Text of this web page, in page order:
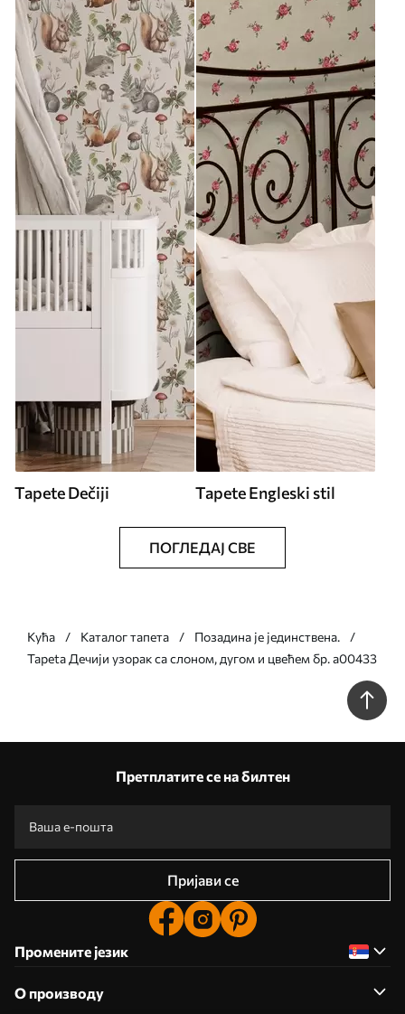
Tapete Dečiji Tapete Engleski stil
ПОГЛЕДАЈ СВЕ
Кућа Каталог тапета
Позадина је јединствена.
Tapeta Дечији узорак са слоном, дугом и цвећем бр. a00433
Претплатите се на билтен
Пријави се
Промените језик
О производу